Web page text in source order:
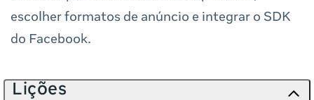
escolher formatos de anúncio e integrar o SDK
do Facebook.
Lições